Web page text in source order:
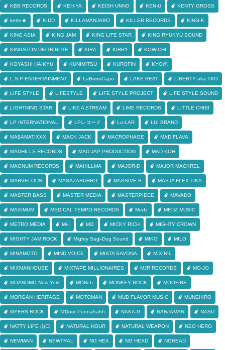
KBB RECORDS KEH-YA KEISH UNNO KEN-U KENTY GROSS
kette★ KIDD KILLAMANJARO KILLER RECORDS KING-K
KING ASIA KING JAM KING LIFE STAR KING RYUKYU SOUND
KINGSTON DISTRIBUTE KIRA KIRRY KOWICHI
KOYASHI HAIKYU KUNIMITSU KUROFIN KYO虎
L.S.P ENTERTAINMENT LaBonoCapo LAKE BEAT LIBERTY aka TKO
LIFE STYLE LIFESTYLE LIFE STYLE PROJECT LIFE STYLE SOUND
LIGHTNING STAR LIKE A STREAM LIME RECORDS LITTLE CHIBI
LP INTERNATIONAL LPレコード Lu-LAR LUI BRAND
MA$AMATIXXX MACK JACK MACROPHAGE MAD FLAVA
MADHILLS RECORDS MAD JAP PRODUCTION MAD KOH
MAGNUM RECORDS MAHILLMA MAJOR-D MAJOR MACKREL
MARVELOUS MASAZABURRO MASSIVE B MASTA FLEX TIKA
MASTER BASS MASTER MEDIA MASTERPIECE MAVADO
MAXIMUM MEDICAL TEMPO RECORDS Medz MEDZ MUSIC
METRO MEDIA Mi-I Mi3 MICKY RICH MIGHTY CROWN
MIGHTY JAM ROCK Mighty Sugi-Dug Sound MIKO MILO
MINAMOTO MIND VOICE MISTA SAVONA MIXIN'1
MIXMANHOUSE MIXTAPE MILLIONAIRES MJR RECORDS MO-JO
MOANDMO New York MONch MONKEY ROCK MOOFIRE
MORGAN HERITAGE MOTOMAN MUD FLAVOR MUSIC MUNEHIRO
MYERS ROCK N'Dour Punnahahh NAKA-G NANJAMAN NASU
NATTY LIFE 山口 NATURAL HOUR NATURAL WEAPON NEO HERO
NEWMAN NEWTRAL NG HEA NG HEAD NGHEAD